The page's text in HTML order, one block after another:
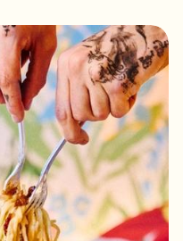
Weißweinen bis hin
Signature Cocktails
Abendessen oder ein
den gefragtesten
die moderne italienische
genießen
Pizzeria, kreative
- Giorgia steht für
Service und ein